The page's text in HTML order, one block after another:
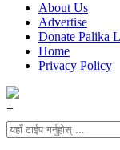
About Us
Advertise
Donate Palika
Home
Privacy Policy
+